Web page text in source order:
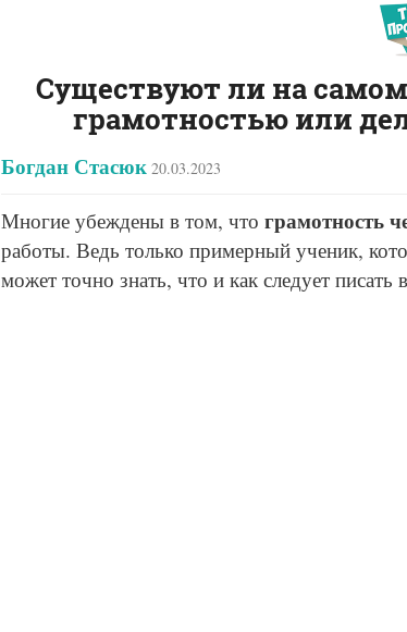
Существуют ли на
грамотностью или
Богдан Стасюк 20.03.2023
Многие убеждены в том, что грамотность
работы. Ведь только примерный ученик,
может точно знать, что и как следует